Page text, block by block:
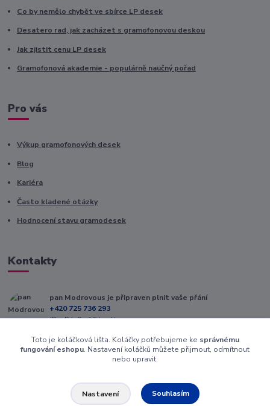
Co by nemělo chybět ve sbírce LP desek
Desatero rad, jak zacházet s gramofonovou deskou
Jak zjistit cenu LP desek
Gramofonová akademie - populárně naučný pořad
Pro vás
Výkup gramofonových desek
Blog
Kariéra
Často kladené otázky
Hodnocení stavu gramodesek
Kontakty
pan Modrovous je připraven plnit vaše přání
+420 725 736 293
(Po-Pá, 8 - 16 hod.)
info@modrovous.cz
Toto je koláčková lišta. Koláčky potřebujeme ke správnému
fungování eshopu. Nastavení koláčků můžete přijmout, odmítnout
nebo upravit.
Nastavení Souhlasím